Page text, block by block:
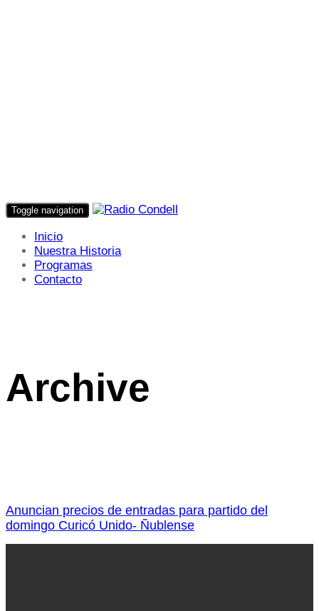
Toggle navigation
Inicio
Nuestra Historia
Programas
Contacto
Archive
Anuncian precios de entradas para partido del
domingo Curicó Unido- Ñublense